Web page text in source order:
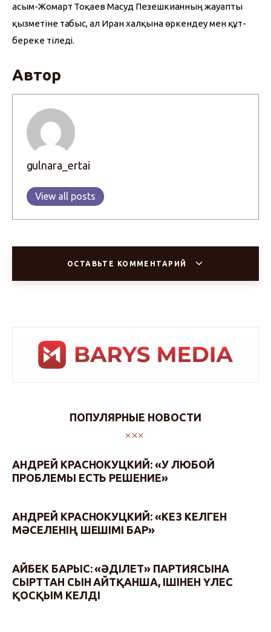
Қасым-Жомарт Тоқаев Масуд Пезешкианның жауапты
қызметіне табыс, ал Иран халқына өркендеу мен құт-
береке тіледі.
Автор
gulnara_ertai
View all posts
ОСТАВЬТЕ КОММЕНТАРИЙ
ПОПУЛЯРНЫЕ НОВОСТИ
АНДРЕЙ КРАСНОКУЦКИЙ: «У ЛЮБОЙ
ПРОБЛЕМЫ ЕСТЬ РЕШЕНИЕ»
АНДРЕЙ КРАСНОКУЦКИЙ: «КЕЗ КЕЛГЕН
МӘСЕЛЕНІҢ ШЕШІМІ БАР»
АЙБЕК БАРЫС: «ӘДІЛЕТ» ПАРТИЯСЫНА
СЫРТТАН СЫН АЙТҚАНША, ІШІНЕН ҮЛЕС
ҚОСҚЫМ КЕЛДІ